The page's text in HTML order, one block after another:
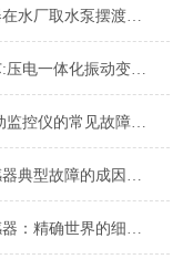
电涡流传感器在水厂取水泵摆渡监测中的实际应用
上海蓉科智芯:压电一体化振动变送器
HZD-W/L振动监控仪的常见故障相应解决方法
ST-3振动传感器典型故障的成因与对策分享
行程位移传感器：精确世界的细微触探者